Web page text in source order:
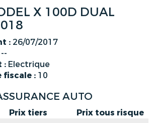
X 100D DUAL
: 26/07/2017
--
: Electrique
fiscale : 10
AUTO
Prix tiers
Prix tous risque